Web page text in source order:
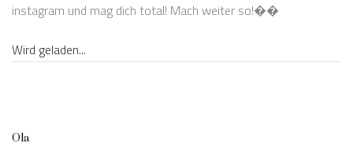
instagram und mag dich total! Mach weiter so!��
Wird geladen...
Ola